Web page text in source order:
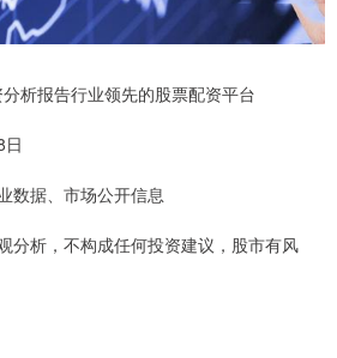
析报告行业领先的股票配资平台
数据、市场公开信息
分析，不构成任何投资建议，股市有风